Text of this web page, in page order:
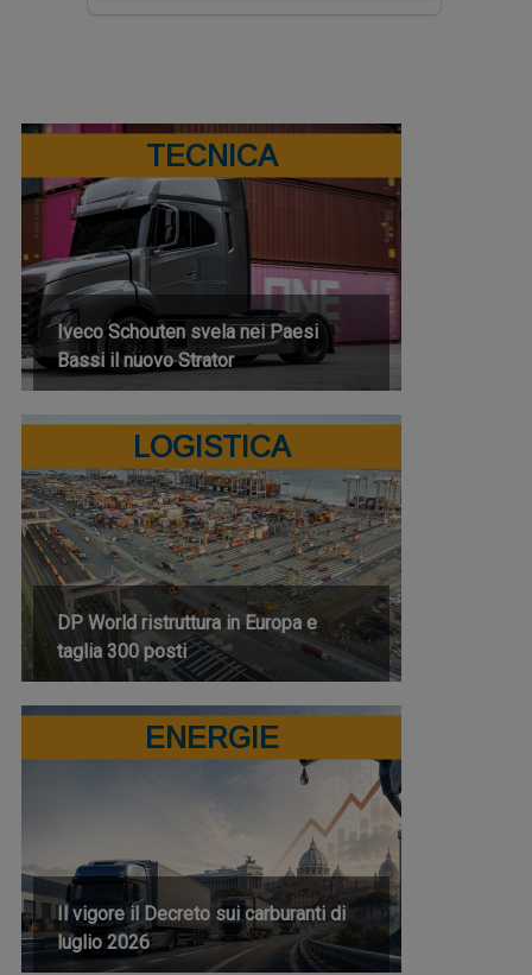
TECNICA
Iveco Schouten svela nei Paesi
Bassi il nuovo Strator
LOGISTICA
DP World ristruttura in Europa e
taglia 300 posti
ENERGIE
Il vigore il Decreto sui carburanti di
luglio 2026